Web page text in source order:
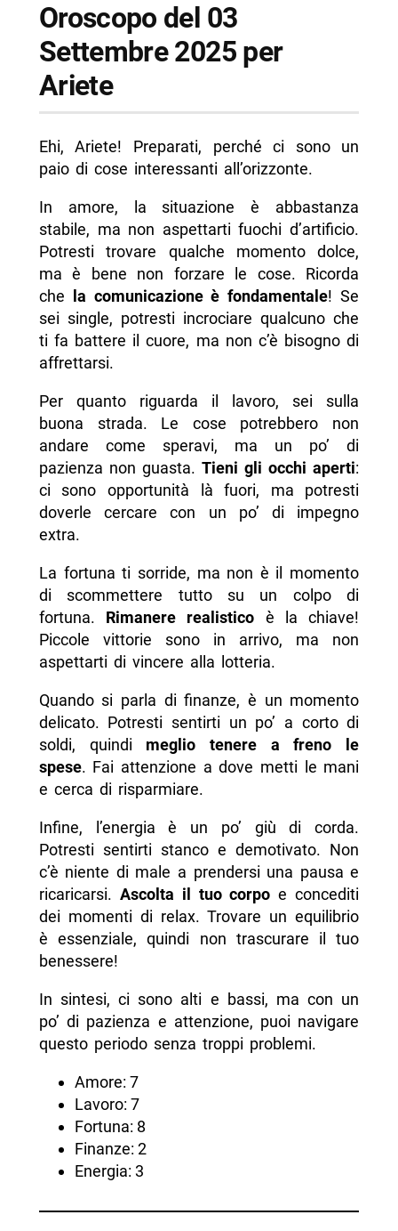
Oroscopo del 03
Settembre 2025 per
Ariete
Ehi, Ariete! Preparati, perché ci sono un
paio di cose interessanti all’orizzonte.
In amore, la situazione è abbastanza
stabile, ma non aspettarti fuochi d’artificio.
Potresti trovare qualche momento dolce,
ma è bene non forzare le cose. Ricorda
che la comunicazione è fondamentale! Se
sei single, potresti incrociare qualcuno che
ti fa battere il cuore, ma non c’è bisogno di
affrettarsi.
Per quanto riguarda il lavoro, sei sulla
buona strada. Le cose potrebbero non
andare come speravi, ma un po’ di
pazienza non guasta. Tieni gli occhi aperti:
ci sono opportunità là fuori, ma potresti
doverle cercare con un po’ di impegno
extra.
La fortuna ti sorride, ma non è il momento
di scommettere tutto su un colpo di
fortuna. Rimanere realistico è la chiave!
Piccole vittorie sono in arrivo, ma non
aspettarti di vincere alla lotteria.
Quando si parla di finanze, è un momento
delicato. Potresti sentirti un po’ a corto di
soldi, quindi meglio tenere a freno le
spese. Fai attenzione a dove metti le mani
e cerca di risparmiare.
Infine, l’energia è un po’ giù di corda.
Potresti sentirti stanco e demotivato. Non
c’è niente di male a prendersi una pausa e
ricaricarsi. Ascolta il tuo corpo e concediti
dei momenti di relax. Trovare un equilibrio
è essenziale, quindi non trascurare il tuo
benessere!
In sintesi, ci sono alti e bassi, ma con un
po’ di pazienza e attenzione, puoi navigare
questo periodo senza troppi problemi.
Amore: 7
Lavoro: 7
Fortuna: 8
Finanze: 2
Energia: 3